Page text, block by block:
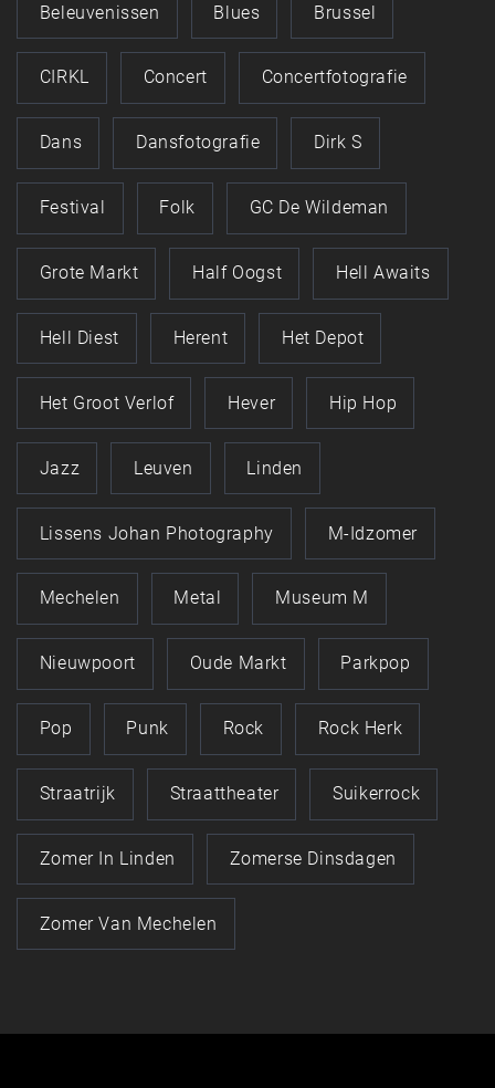
Beleuvenissen Blues Brussel
CIRKL Concert Concertfotografie
Dans Dansfotografie Dirk S
Festival Folk GC De Wildeman
Grote Markt Half Oogst Hell Awaits
Hell Diest Herent Het Depot
Het Groot Verlof Hever Hip Hop
Jazz Leuven Linden
Lissens Johan Photography M-Idzomer
Mechelen Metal Museum M
Nieuwpoort Oude Markt Parkpop
Pop Punk Rock Rock Herk
Straatrijk Straattheater Suikerrock
Zomer In Linden Zomerse Dinsdagen
Zomer Van Mechelen